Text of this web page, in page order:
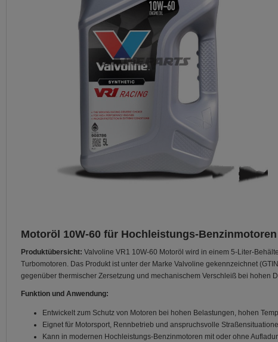
Motoröl 10W-60 für Hochleistungs-
Produktübersicht: Valvoline VR1 10W-60 Motoröl wird in einem 5-Liter-
Turbomotoren. Das Produkt ist unter der Marke Valvoline gekennzeichnet
gegenüber thermischer Zersetzung und mechanischem Verschleiß bei hohen
Funktion und Anwendung:
Entwickelt zum Schutz von Motoren bei hohen Belastungen, hohen
Eignet für Motorsport, Rennbetrieb und anspruchsvolle
Kann in modernen Hochleistungs-Benzinmotoren mit oder ohne